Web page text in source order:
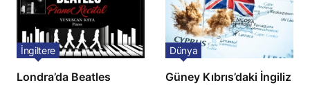
Londra’da Beatles
İngiltere
Güney Kıbrıs’daki İngiliz
Dünya